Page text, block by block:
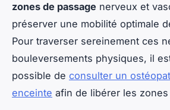
zones de passage nerveux et
préserver une mobilité optimale
Pour traverser sereinement ces
bouleversements physiques, il
possible de consulter un
enceinte afin de libérer les